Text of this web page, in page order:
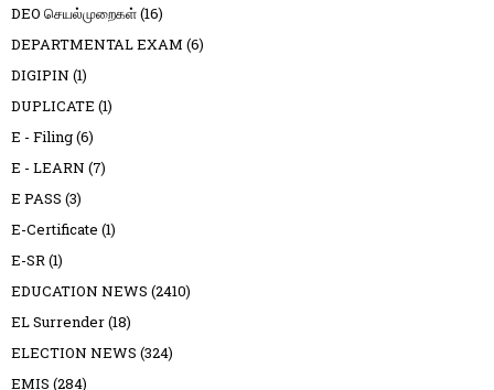
DEO செயல்முறைகள்(16)
DEPARTMENTAL EXAM (6)
DIGIPIN (1)
DUPLICATE (1)
E - Filing(6)
E - LEARN (7)
E PASS (3)
E-Certificate (1)
E-SR(1)
EDUCATION NEWS (2410)
EL Surrender(18)
ELECTION NEWS (324)
EMIS (284)